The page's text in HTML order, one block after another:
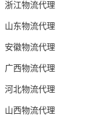
浙江物流代理
山东物流代理
安徽物流代理
广西物流代理
河北物流代理
山西物流代理